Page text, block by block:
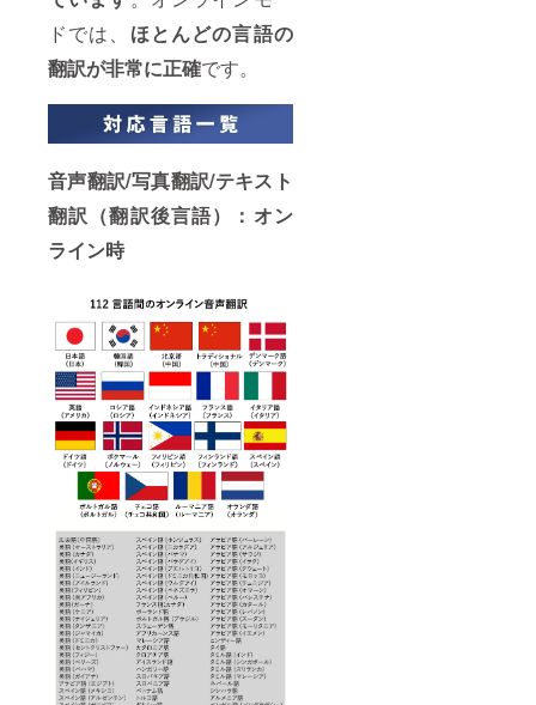
ドでは、 ほとんどの言語の
翻訳が非常に正確です。
音声翻訳/写真翻訳/テキスト
翻訳（翻訳後言語）：オン
ライン時